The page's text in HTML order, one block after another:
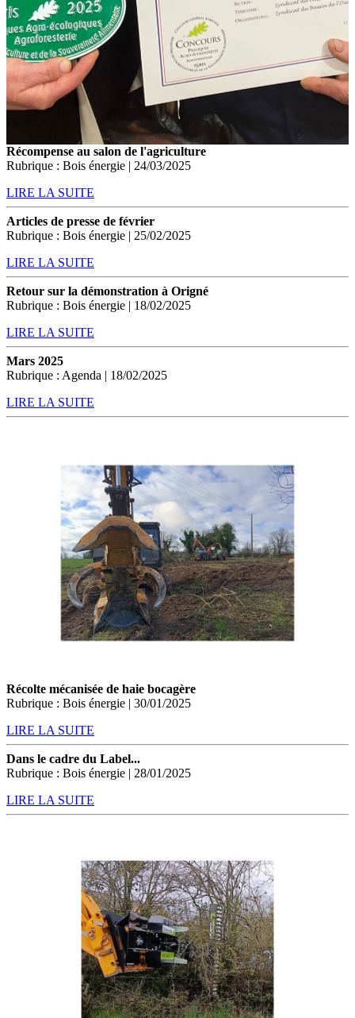
Récompense au salon de l'agriculture
Rubrique : Bois énergie | 24/03/2025
LIRE LA SUITE
Articles de presse de février
Rubrique : Bois énergie | 25/02/2025
LIRE LA SUITE
Retour sur la démonstration à Origné
Rubrique : Bois énergie | 18/02/2025
LIRE LA SUITE
Mars 2025
Rubrique : Agenda | 18/02/2025
LIRE LA SUITE
Récolte mécanisée de haie bocagère
Rubrique : Bois énergie | 30/01/2025
LIRE LA SUITE
Dans le cadre du Label...
Rubrique : Bois énergie | 28/01/2025
LIRE LA SUITE